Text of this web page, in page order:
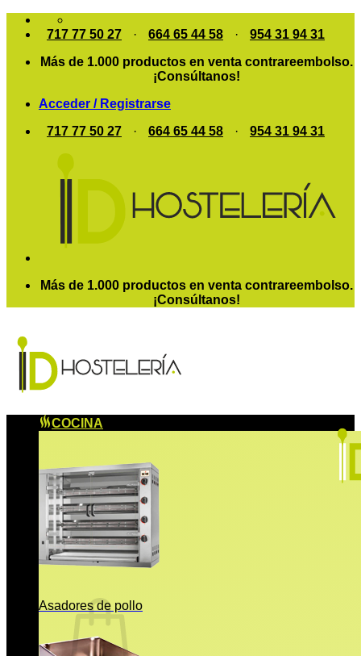
Saltar
717 77 50 27 · 664 65 44 58 ·
954 31 94 31
Más de 1.000 productos en venta contrareembolso.
¡Consúltanos!
Acceder / Registrarse
717 77 50 27
· 664 65 44 58 · 954 31 94 31
Más de 1.000 productos en venta contrareembolso.
¡Consúltanos!
COCINA
Asadores de pollo